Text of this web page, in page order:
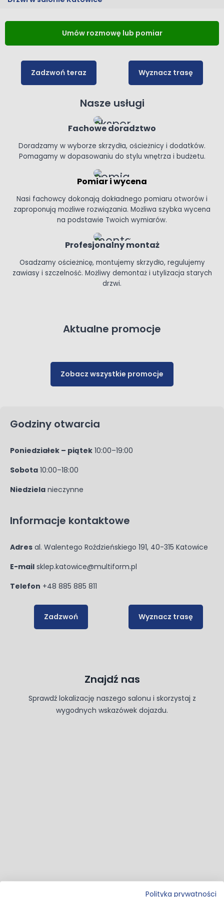
Umów rozmowę lub pomiar
Zadzwoń teraz Wyznacz trasę
Nasze usługi
Fachowe doradztwo
Doradzamy w wyborze skrzydła, ościeżnicy i dodatków.
Pomagamy w dopasowaniu do stylu wnętrza i budżetu.
Pomiar i wycena
Nasi fachowcy dokonają dokładnego pomiaru otworów i
zaproponują możliwe rozwiązania. Możliwa szybka wycena
na podstawie Twoich wymiarów.
Profesjonalny montaż
Osadzamy ościeżnicę, montujemy skrzydło, regulujemy
zawiasy i szczelność. Możliwy demontaż i utylizacja starych
drzwi.
Aktualne promocje
Zobacz wszystkie promocje
Godziny otwarcia
Poniedziałek – piątek 10:00–19:00
Sobota 10:00–18:00
Niedziela nieczynne
Informacje kontaktowe
Adres al. Walentego Roździeńskiego 191, 40-315 Katowice
E-mail sklep.katowice@multiform.pl
Telefon +48 885 885 811
Zadzwoń Wyznacz trasę
Znajdź nas
Sprawdź lokalizację naszego salonu i skorzystaj z
wygodnych wskazówek dojazdu.
Polityka prywatności